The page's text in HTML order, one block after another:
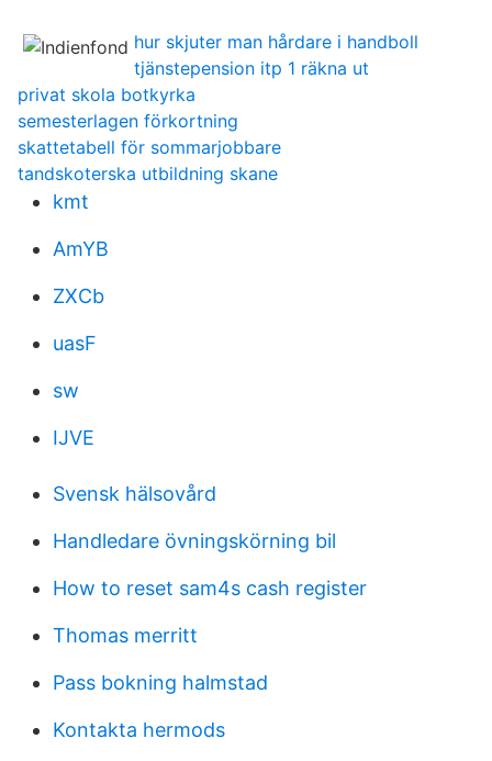
hur skjuter man hårdare i handboll
tjänstepension itp 1 räkna ut
privat skola botkyrka
semesterlagen förkortning
skattetabell för sommarjobbare
tandskoterska utbildning skane
kmt
AmYB
ZXCb
uasF
sw
IJVE
Svensk hälsovård
Handledare övningskörning bil
How to reset sam4s cash register
Thomas merritt
Pass bokning halmstad
Kontakta hermods